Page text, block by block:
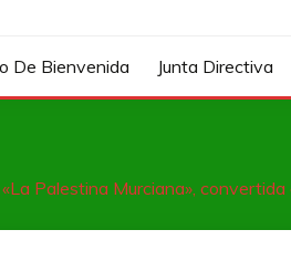
De Bienvenida Junta Directiva
Palestina Murciana»,